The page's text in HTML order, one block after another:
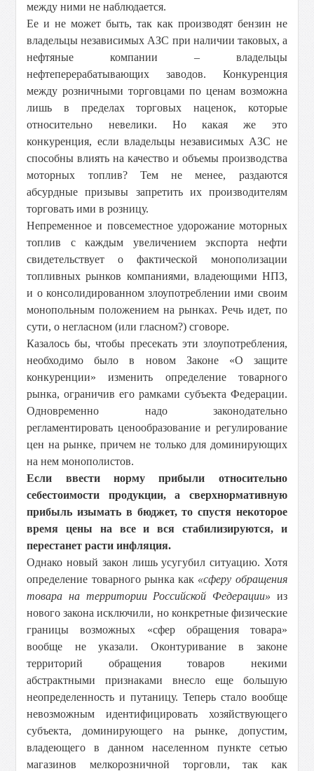
между ними не наблюдается.
Ее и не может быть, так как производят бензин не
владельцы независимых АЗС при наличии таковых, а
нефтяные компании – владельцы
нефтеперерабатывающих заводов. Конкуренция
между розничными торговцами по ценам возможна
лишь в пределах торговых наценок, которые
относительно невелики. Но какая же это
конкуренция, если владельцы независимых АЗС не
способны влиять на качество и объемы производства
моторных топлив? Тем не менее, раздаются
абсурдные призывы запретить их производителям
торговать ими в розницу.
Непременное и повсеместное удорожание моторных
топлив с каждым увеличением экспорта нефти
свидетельствует о фактической монополизации
топливных рынков компаниями, владеющими НПЗ,
и о консолидированном злоупотреблении ими своим
монопольным положением на рынках. Речь идет, по
сути, о негласном (или гласном?) сговоре.
Казалось бы, чтобы пресекать эти злоупотребления,
необходимо было в новом Законе «О защите
конкуренции» изменить определение товарного
рынка, ограничив его рамками субъекта Федерации.
Одновременно надо законодательно
регламентировать ценообразование и регулирование
цен на рынке, причем не только для доминирующих
на нем монополистов.
Если ввести норму прибыли относительно
себестоимости продукции, а сверхнормативную
прибыль изымать в бюджет, то спустя некоторое
время цены на все и вся стабилизируются, и
перестанет расти инфляция.
Однако новый закон лишь усугубил ситуацию. Хотя
определение товарного рынка как «сферу обращения
товара на территории Российской Федерации» из
нового закона исключили, но конкретные физические
границы возможных «сфер обращения товара»
вообще не указали. Оконтуривание в законе
территорий обращения товаров некими
абстрактными признаками внесло еще большую
неопределенность и путаницу. Теперь стало вообще
невозможным идентифицировать хозяйствующего
субъекта, доминирующего на рынке, допустим,
владеющего в данном населенном пункте сетью
магазинов мелкорозничной торговли, так как